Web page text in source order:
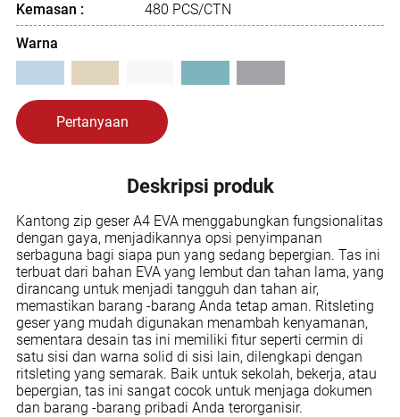
Kemasan :
480 PCS/CTN
Warna
Pertanyaan
Deskripsi produk
Kantong zip geser A4 EVA menggabungkan fungsionalitas
dengan gaya, menjadikannya opsi penyimpanan
serbaguna bagi siapa pun yang sedang bepergian. Tas ini
terbuat dari bahan EVA yang lembut dan tahan lama, yang
dirancang untuk menjadi tangguh dan tahan air,
memastikan barang -barang Anda tetap aman. Ritsleting
geser yang mudah digunakan menambah kenyamanan,
sementara desain tas ini memiliki fitur seperti cermin di
satu sisi dan warna solid di sisi lain, dilengkapi dengan
ritsleting yang semarak. Baik untuk sekolah, bekerja, atau
bepergian, tas ini sangat cocok untuk menjaga dokumen
dan barang -barang pribadi Anda terorganisir.